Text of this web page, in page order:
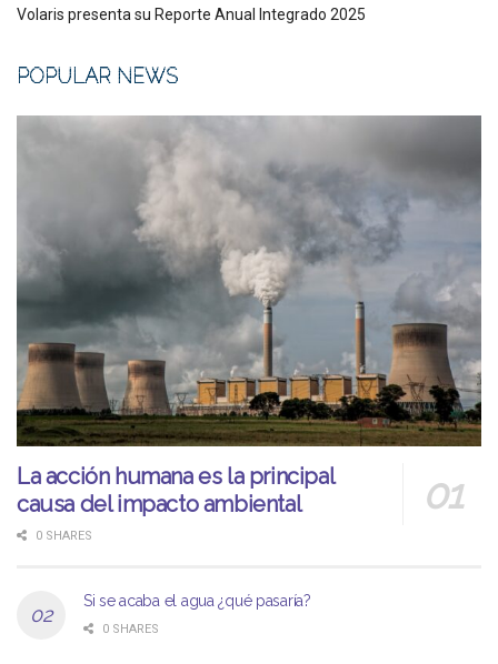
Volaris presenta su Reporte Anual Integrado 2025
POPULAR NEWS
La acción humana es la principal
causa del impacto ambiental
0 SHARES
Si se acaba el agua ¿qué pasaría?
0 SHARES